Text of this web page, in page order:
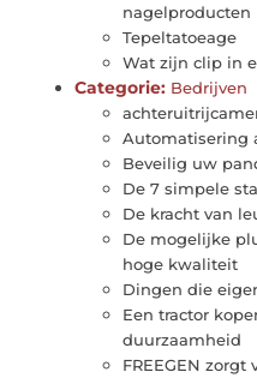
nagelproducten
Tepeltatoeage
Wat zijn clip in
Categorie: Bedrijven
Automatisering
Beveilig uw
De 7 simpele
De kracht van
De mogelijke
hoge kwaliteit
Dingen die
Een tractor
duurzaamheid
FREEGEN zorgt